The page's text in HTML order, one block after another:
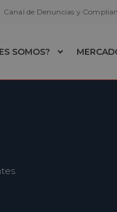
Canal de Denuncias y
SOMOS?